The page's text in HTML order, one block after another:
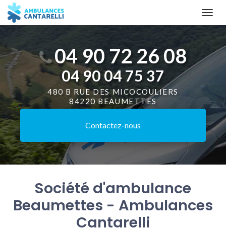
Aller
au
04 90 72 26 08
04 90 04 75 37
480 B RUE DES MICOCOULIERS
84220 BEAUMETTES
Contactez-nous
Société d'ambulance
Beaumettes - Ambulances
Cantarelli